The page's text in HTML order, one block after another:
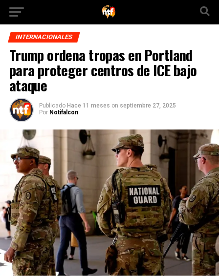
INTERNACIONALES
Trump ordena tropas en Portland
para proteger centros de ICE bajo
ataque
Publicado Hace 11 meses on septiembre 27, 2025
Por Notifalcon